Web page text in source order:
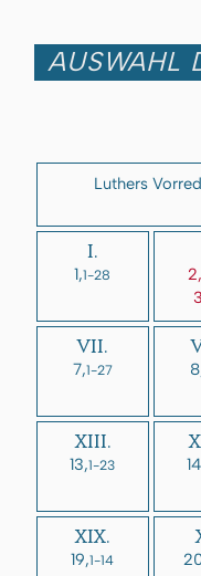
AUSWAHL
Luthers
I.
1,1-28
2,
VII.
7,1-27
XIII.
13,1-23
XIX.
19,1-14